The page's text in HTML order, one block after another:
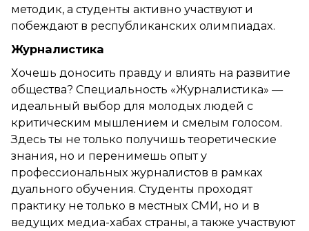
методик, а студенты активно участвуют и
побеждают в республиканских олимпиадах.
Журналистика
Хочешь доносить правду и влиять на развитие
общества? Специальность «Журналистика» —
идеальный выбор для молодых людей с
критическим мышлением и смелым голосом.
Здесь ты не только получишь теоретические
знания, но и перенимешь опыт у
профессиональных журналистов в рамках
дуального обучения. Студенты проходят
практику не только в местных СМИ, но и в
ведущих медиа-хабах страны, а также участвуют